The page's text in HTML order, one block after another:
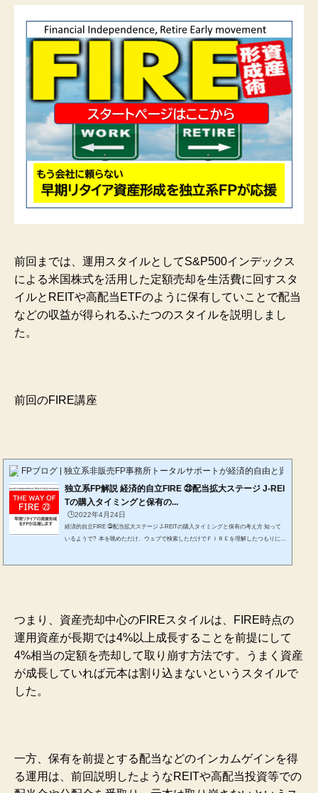
前回までは、運用スタイルとしてS&P500インデックス
による米国株式を活用した定額売却を生活費に回すスタ
イルとREITや高配当ETFのように保有していことで配当
などの収益が得られるふたつのスタイルを説明しまし
た。
前回のFIRE講座
FPブログ | 独立系非販売FP事務所トータルサポートが経済的自由と資産形成
独立系FP解説 経済的自立FIRE ㉓配当拡大ステージ J-REI
Tの購入タイミングと保有の...
🕒️2022年4月24日
経済的自立FIRE ㉓配当拡大ステージ J-REITの購入タイミングと保有の考え方 知って
いるようで? 本を眺めただけ、ウェブで検索しただけでＦＩＲＥを理解したつもりにな
つまり、資産売却中心のFIREスタイルは、FIRE時点の
運用資産が長期では4%以上成長することを前提にして
4%相当の定額を売却して取り崩す方法です。うまく資産
が成長していれば元本は割り込まないというスタイルで
した。
一方、保有を前提とする配当などのインカムゲインを得
る運用は、前回説明したようなREITや高配当投資等での